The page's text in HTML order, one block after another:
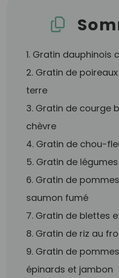
1. Gratin dauphinois
2. Gratin de
terre
3. Gratin de courge
chèvre
4. Gratin de chou-
5. Gratin de
6. Gratin de
saumon fumé
7. Gratin de blettes
8. Gratin de riz au
9. Gratin de
épinards et jambon